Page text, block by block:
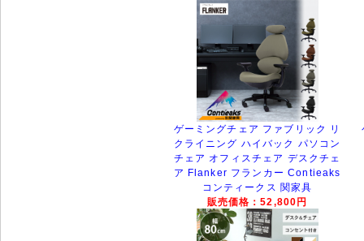
ゲーミングチェア ファブリック リ
クライニング ハイバック パソコン
チェア オフィスチェア デスクチェ
ア Flanker フランカー Contieaks
コンティークス 関家具
販売価格：52,800円